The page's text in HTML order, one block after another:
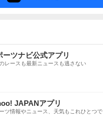
ーツナビ公式アプリ
レースも最新ニュースも逃さない
JAPANアプリ
ツ情報やニュース、天気もこれひとつで